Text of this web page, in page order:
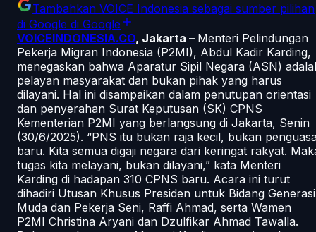
Tambahkan VOICE Indonesia sebagai sumber pilihan
di Google di Google
VOICEINDONESIA.CO, Jakarta – Menteri Pelindungan
Pekerja Migran Indonesia (P2MI), Abdul Kadir Karding,
menegaskan bahwa Aparatur Sipil Negara (ASN)
pelayan masyarakat dan bukan pihak yang harus
dilayani. Hal ini disampaikan dalam penutupan orientasi
dan penyerahan Surat Keputusan (SK) CPNS
Kementerian P2MI yang berlangsung di Jakarta, Senin
(30/6/2025). “PNS itu bukan raja kecil, bukan
baru. Kita semua digaji negara dari keringat rakyat.
tugas kita melayani, bukan dilayani,” kata Menteri
Karding di hadapan 310 CPNS baru. Acara ini turut
dihadiri Utusan Khusus Presiden untuk Bidang Generasi
Muda dan Pekerja Seni, Raffi Ahmad, serta Wamen
P2MI Christina Aryani dan Dzulfikar Ahmad Tawalla.